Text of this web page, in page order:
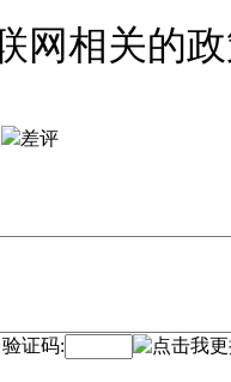
网相关的
差评
验证码: